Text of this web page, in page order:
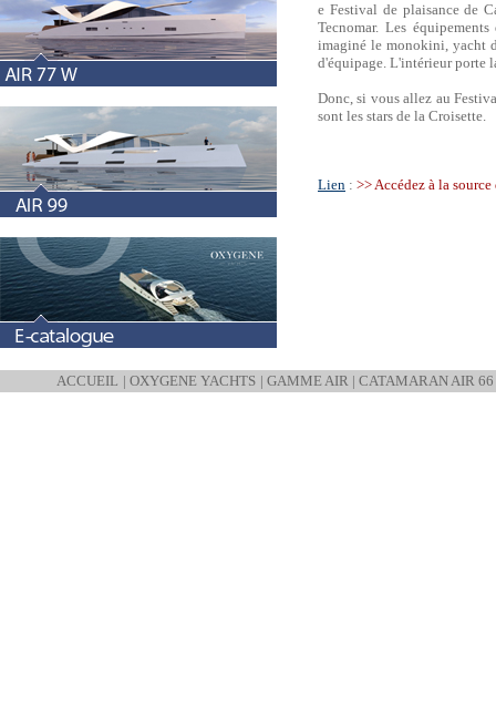
e Festival de plaisance de
Tecnomar. Les
imaginé le monokini, yacht
d'équipage. L'intérieur porte
Donc, si vous allez au
sont les stars de la Croisette.
Lien : >> Accédez à la
ACCUEIL |OXYGENE YACHTS | GAMME AIR |CATAMARAN AIR 66